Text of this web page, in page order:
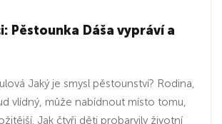
Pěstounka Dáša vypráví a
Jaký je smysl pěstounství? Rodina,
vlídný, může nabídnout místo tomu,
Jak čtyři děti probarvily životní